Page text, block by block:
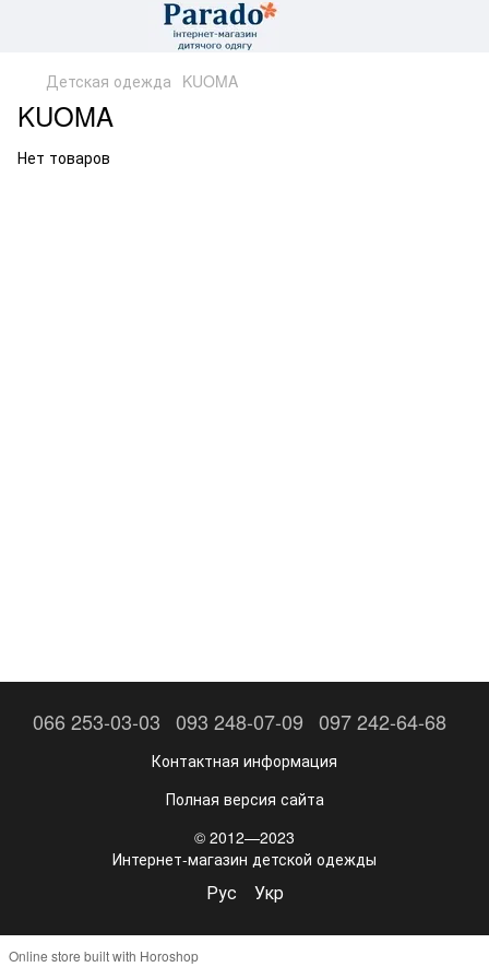
Детская одежда KUOMA
KUOMA
Нет товаров
066 253-03-03 093 248-07-09 097 242-64-68
Контактная информация
Полная версия сайта
© 2012—2023
Интернет-магазин детской одежды
Рус Укр
Online store built with Horoshop